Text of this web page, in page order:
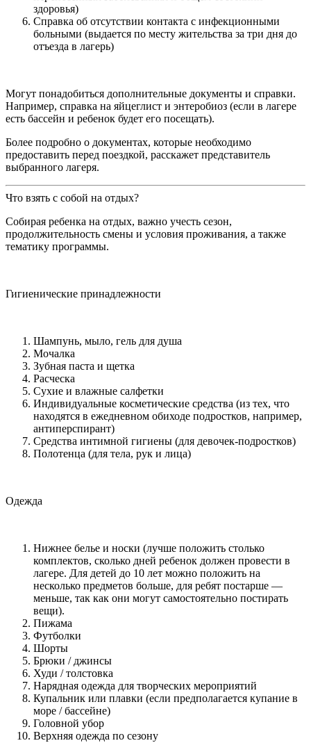
здоровья)
Справка об отсутствии контакта с инфекционными
больными (выдается по месту жительства за три дня до
отъезда в лагерь)
Могут понадобиться дополнительные документы и справки.
Например, справка на яйцеглист и энтеробиоз (если в лагере
есть бассейн и ребенок будет его посещать).
Более подробно о документах, которые необходимо
предоставить перед поездкой, расскажет представитель
выбранного лагеря.
Что взять с собой на отдых?
Собирая ребенка на отдых, важно учесть сезон,
продолжительность смены и условия проживания, а также
тематику программы.
Гигиенические принадлежности
Шампунь, мыло, гель для душа
Мочалка
Зубная паста и щетка
Расческа
Сухие и влажные салфетки
Индивидуальные косметические средства (из тех, что
находятся в ежедневном обиходе подростков, например,
антиперспирант)
Средства интимной гигиены (для девочек-подростков)
Полотенца (для тела, рук и лица)
Одежда
Нижнее белье и носки (лучше положить столько
комплектов, сколько дней ребенок должен провести в
лагере. Для детей до 10 лет можно положить на
несколько предметов больше, для ребят постарше —
меньше, так как они могут самостоятельно постирать
вещи).
Пижама
Футболки
Шорты
Брюки / джинсы
Худи / толстовка
Нарядная одежда для творческих мероприятий
Купальник или плавки (если предполагается купание в
море / бассейне)
Головной убор
Верхняя одежда по сезону